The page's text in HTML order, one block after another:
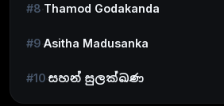
#8 Thamod Godakanda
#9 Asitha Madusanka
#10 සහන් සුලක්ඛණ